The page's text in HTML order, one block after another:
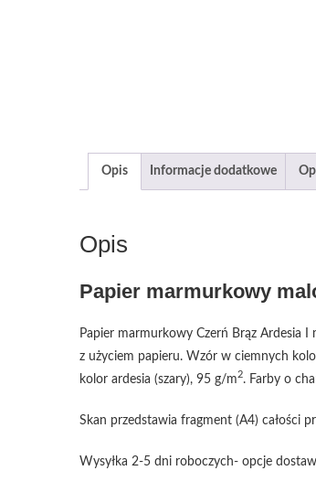
Opis Informacje dodatkowe
Opis
Papier marmurkowy
Papier marmurkowy Czerń Brąz Ardesia
z użyciem papieru. Wzór w ciemnych
kolor ardesia (szary), 95 g/m2. Farby o
Skan przedstawia fragment (A4) całości
Wysyłka 2-5 dni roboczych- opcje